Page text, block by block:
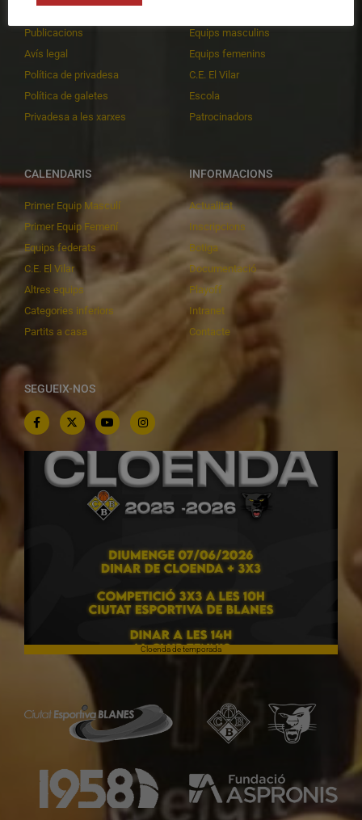
Publicacions
Avís legal
Política de privadesa
Política de galetes
Privadesa a les xarxes
Equips masculins
Equips femenins
C.E. El Vilar
Escola
Patrocinadors
CALENDARIS
Primer Equip Masculí
Primer Equip Femení
Equips federats
C.E. El Vilar
Altres equips
Categories inferiors
Partits a casa
INFORMACIONS
Actualitat
Inscripcions
Botiga
Documentació
Playoff
Intranet
Contacte
SEGUEIX-NOS
Cloenda de temporada